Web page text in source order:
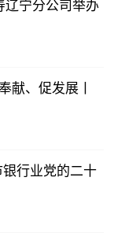
辽宁分公司举办
献、促发展丨
行业党的二十